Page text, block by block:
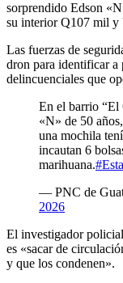
sorprendido Edson
su interior Q107 mil y
Las fuerzas de
dron para identificar a
delincuenciales que
En el barrio “El
«N» de 50
una mochila
incautan 6
marihuana.
— PNC de
2026
El investigador
es «sacar de
y que los condenen».